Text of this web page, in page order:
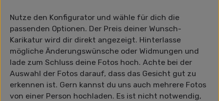
Nutze den Konfigurator und wähle für dich die
passenden Optionen. Der Preis deiner Wunsch-
Karikatur wird dir direkt angezeigt. Hinterlasse
mögliche Änderungswünsche oder Widmungen und
lade zum Schluss deine Fotos hoch. Achte bei der
Auswahl der Fotos darauf, dass das Gesicht gut zu
erkennen ist. Gern kannst du uns auch mehrere Fotos
von einer Person hochladen. Es ist nicht notwendig,